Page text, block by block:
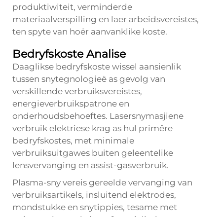
produktiwiteit, verminderde
materiaalverspilling en laer arbeidsvereistes,
ten spyte van hoër aanvanklike koste.
Bedryfskoste Analise
Daaglikse bedryfskoste wissel aansienlik
tussen snytegnologieë as gevolg van
verskillende verbruiksvereistes,
energieverbruikspatrone en
onderhoudsbehoeftes. Lasersnymasjiene
verbruik elektriese krag as hul primêre
bedryfskostes, met minimale
verbruiksuitgawes buiten geleentelike
lensvervanging en assist-gasverbruik.
Plasma-sny vereis gereelde vervanging van
verbruiksartikels, insluitend elektrodes,
mondstukke en snytippies, tesame met